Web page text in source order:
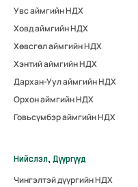
Увс аймгийн НДХ
Ховд аймгийн НДХ
Хөвсгөл аймгийн НДХ
Хэнтий аймгийн НДХ
Дархан-Уул аймгийн НДХ
Орхон аймгийн НДХ
Говьсүмбэр аймгийн НДХ
Нийслэл, Дүүргүүд
Чингэлтэй дүүргийн НДХ